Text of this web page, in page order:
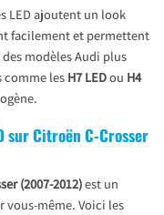
LED ajoutent un look
facilement et permettent
modèles Audi plus
comme les H7 LEDou H4
sur Citroën C-Crosser
(2007-2012)est un
vous-même. Voici les